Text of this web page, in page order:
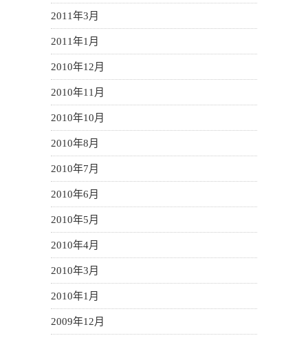
2011年3月
2011年1月
2010年12月
2010年11月
2010年10月
2010年8月
2010年7月
2010年6月
2010年5月
2010年4月
2010年3月
2010年1月
2009年12月